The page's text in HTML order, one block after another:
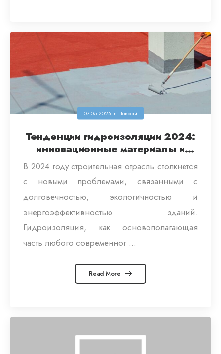
07.05.2025 in Новости
Тенденции гидроизоляции 2024:
инновационные материалы и
В 2024 году строительная отрасль столкнется
с новыми проблемами, связанными с
долговечностью, экологичностью и
энергоэффективностью зданий.
Гидроизоляция, как основополагающая
часть любого современног ...
Read More